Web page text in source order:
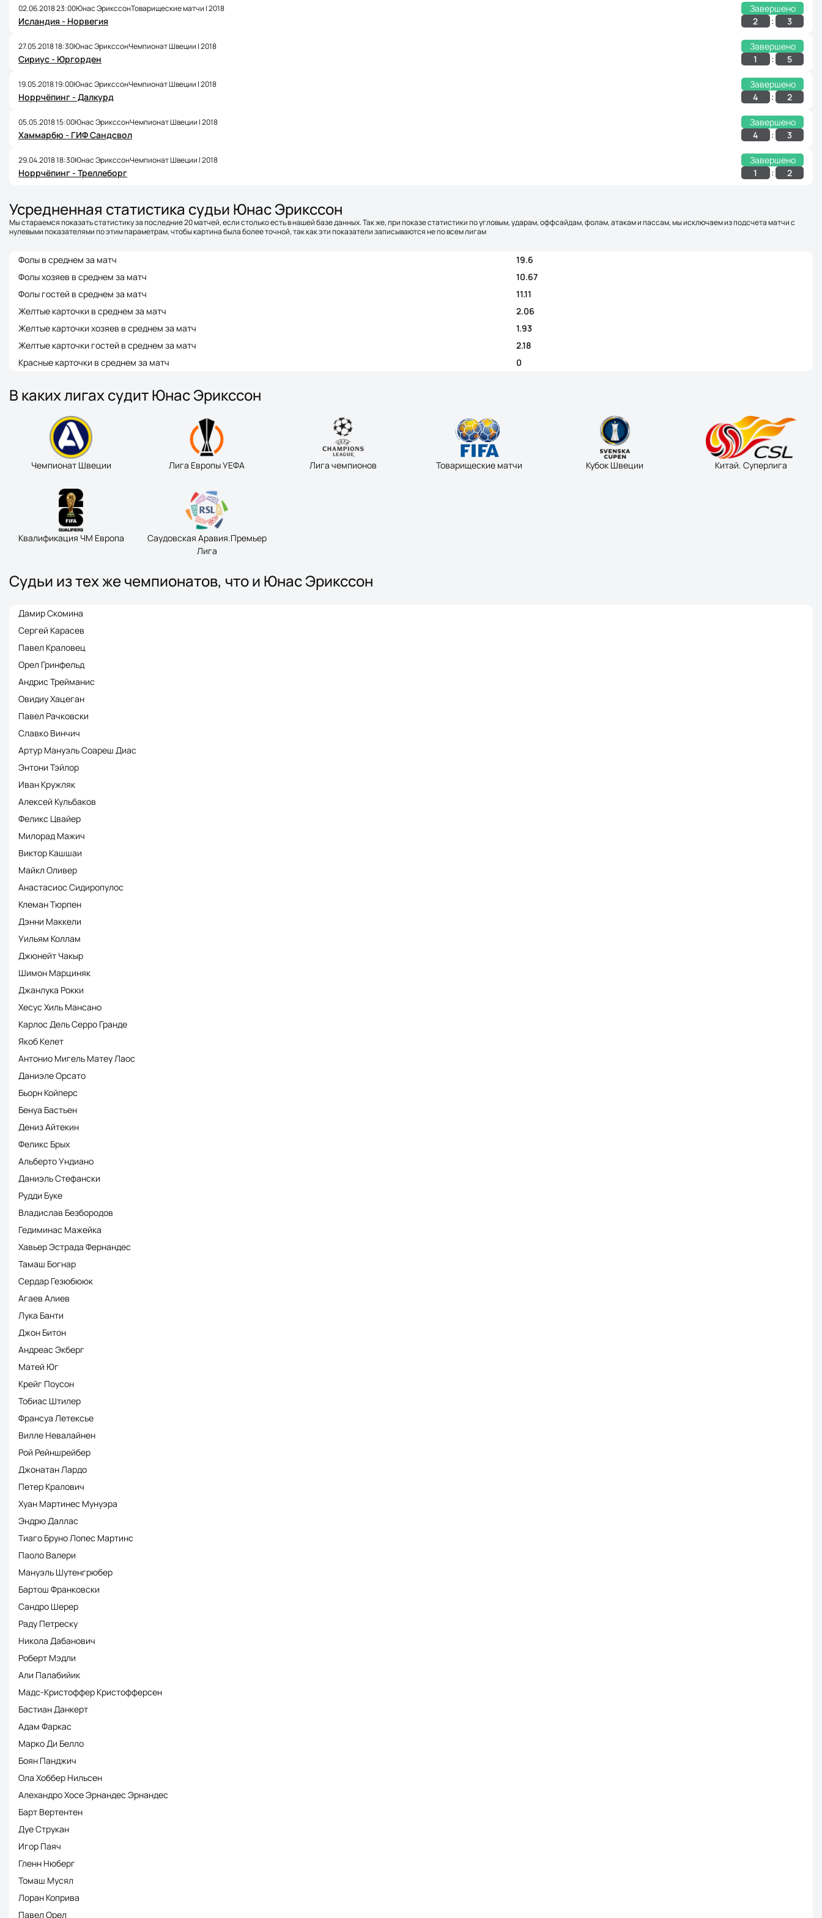
02.06.2018 23:00Юнас ЭрикссонТоварищеские матчи | 2018
Завершено
Исландия - Норвегия
2 : 3
27.05.2018 18:30Юнас ЭрикссонЧемпионат Швеции | 2018
Завершено
Сириус - Юргорден
1 : 5
19.05.2018 19:00Юнас ЭрикссонЧемпионат Швеции | 2018
Завершено
Норрчёпинг - Далкурд
4 : 2
05.05.2018 15:00Юнас ЭрикссонЧемпионат Швеции | 2018
Завершено
Хаммарбю - ГИФ Сандсвол
4 : 3
29.04.2018 18:30Юнас ЭрикссонЧемпионат Швеции | 2018
Завершено
Норрчёпинг - Треллеборг
1 : 2
Усредненная статистика судьи Юнас Эрикссон
Мы стараемся показать статистику за последние 20 матчей, если столько есть в нашей базе данных. Так же, при показе статистики по угловым, ударам, оффсайдам, фолам, атакам и пассам, мы исключаем из подсчета матчи с
нулевыми показателями по этим параметрам, чтобы картина была более точной, так как эти показатели записываются не по всем лигам
Фолы в среднем за матч
19.6
Фолы хозяев в среднем за матч
10.67
Фолы гостей в среднем за матч
11.11
Желтые карточки в среднем за матч
2.06
Желтые карточки хозяев в среднем за матч
1.93
Желтые карточки гостей в среднем за матч
2.18
Красные карточки в среднем за матч
0
В каких лигах судит Юнас Эрикссон
Чемпионат Швеции Лига Европы УЕФА Лига чемпионов Товарищеские матчи Кубок Швеции Китай. Суперлига
Квалификация ЧМ Европа
Саудовская Аравия.Премьер
Лига
Судьи из тех же чемпионатов, что и Юнас Эрикссон
Дамир Скомина
Сергей Карасев
Павел Краловец
Орел Гринфельд
Андрис Трейманис
Овидиу Хацеган
Павел Рачковски
Славко Винчич
Артур Мануэль Соареш Диас
Энтони Тэйлор
Иван Кружляк
Алексей Кульбаков
Феликс Цвайер
Милорад Мажич
Виктор Кашшаи
Майкл Оливер
Анастасиос Сидиропулос
Клеман Тюрпен
Дэнни Маккели
Уильям Коллам
Джюнейт Чакыр
Шимон Марциняк
Джанлука Рокки
Хесус Хиль Мансано
Карлос Дель Серро Гранде
Якоб Келет
Антонио Мигель Матеу Лаос
Даниэле Орсато
Бьорн Койперс
Бенуа Бастьен
Дениз Айтекин
Феликс Брых
Альберто Ундиано
Даниэль Стефански
Рудди Буке
Владислав Безбородов
Гедиминас Мажейка
Хавьер Эстрада Фернандес
Тамаш Богнар
Сердар Гезюбююк
Агаев Алиев
Лука Банти
Джон Битон
Андреас Экберг
Матей Юг
Крейг Поусон
Тобиас Штилер
Франсуа Летексье
Вилле Невалайнен
Рой Рейншрейбер
Джонатан Лардо
Петер Кралович
Хуан Мартинес Мунуэра
Эндрю Даллас
Тиаго Бруно Лопес Мартинс
Паоло Валери
Мануэль Шутенгрюбер
Бартош Франковски
Сандро Шерер
Раду Петреску
Никола Дабанович
Роберт Мэдли
Али Палабийик
Мадс-Кристоффер Кристофферсен
Бастиан Данкерт
Адам Фаркас
Марко Ди Белло
Боян Панджич
Ола Хоббер Нильсен
Алехандро Хосе Эрнандес Эрнандес
Барт Вертентен
Дуе Струкан
Игор Паяч
Гленн Нюберг
Томаш Мусял
Лоран Коприва
Павел Орел